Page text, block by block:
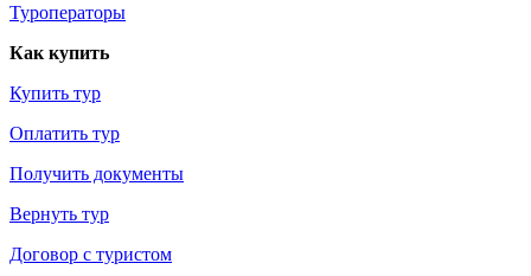
Туроператоры
Как купить
Купить тур
Оплатить тур
Получить документы
Вернуть тур
Договор с туристом